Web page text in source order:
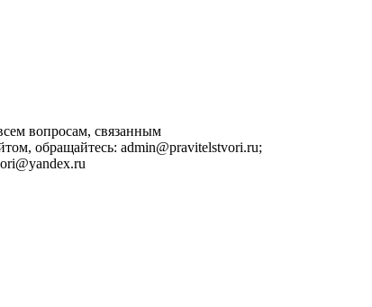
вопросам, связанным
обращайтесь: admin@pravitelstvori.ru;